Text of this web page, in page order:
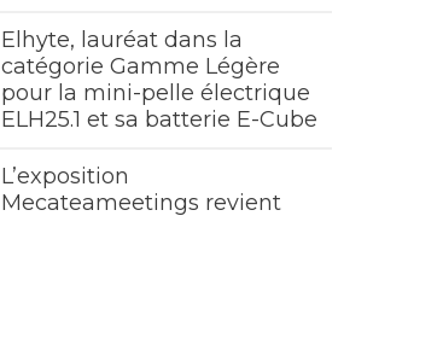
Elhyte, lauréat dans la
catégorie Gamme Légère
pour la mini-pelle électrique
ELH25.1 et sa batterie E-Cube
L’exposition
Mecateameetings revient